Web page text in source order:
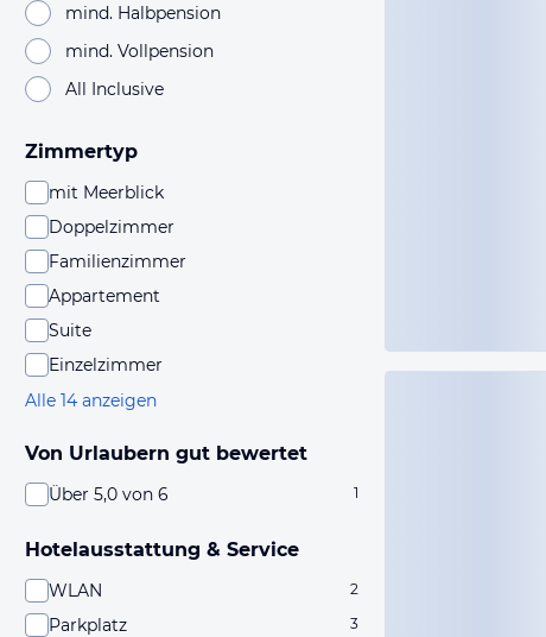
mind. Halbpension
mind. Vollpension
All Inclusive
Zimmertyp
mit Meerblick
Doppelzimmer
Familienzimmer
Appartement
Suite
Einzelzimmer
Alle 14 anzeigen
Von Urlaubern gut bewertet
Über 5,0 von 6 1
Hotelausstattung & Service
WLAN 2
Parkplatz 3